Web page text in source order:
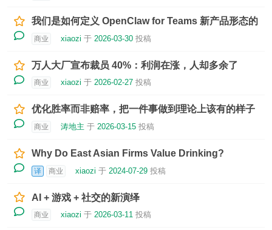
我们是如何定义 OpenClaw for Teams 新产品形态的
商业 xiaozi 于 2026-03-30 投稿
万人大厂宣布裁员 40%：利润在涨，人却多余了
商业 xiaozi 于 2026-02-27 投稿
优化胜率而非赔率，把一件事做到理论上该有的样子
商业 涛地主 于 2026-03-15 投稿
Why Do East Asian Firms Value Drinking?
译 商业 xiaozi 于 2024-07-29 投稿
AI + 游戏 + 社交的新演绎
商业 xiaozi 于 2026-03-11 投稿